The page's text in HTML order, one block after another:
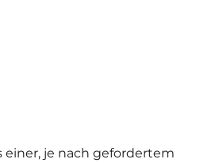
einer, je nach gefordertem